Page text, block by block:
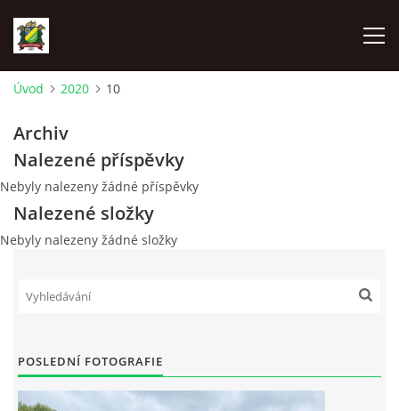
AKTUALITY
ZÁSAHOVÁ JEDNOTKA
TECHNIKA
Úvod 2020 10
Archiv
Nalezené příspěvky
Nebyly nalezeny žádné příspěvky
Nalezené složky
Nebyly nalezeny žádné složky
POSLEDNÍ FOTOGRAFIE